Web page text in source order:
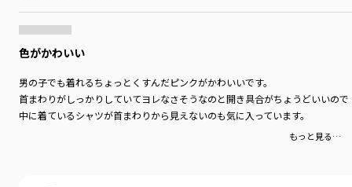
色がかわいい
男の子でも着れるちょっとくすんだピンクがかわいいです。
首まわりがしっかりしていてヨレなさそうなのと開き具合がちょうどいいので
中に着ているシャツが首まわりから見えないのも気に入っています。
もっと見る…